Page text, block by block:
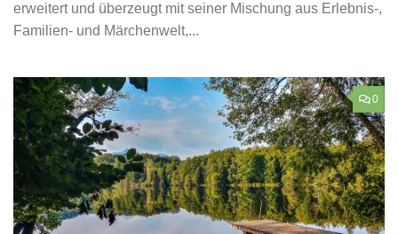
erweitert und überzeugt mit seiner Mischung aus Erlebnis-,
Familien- und Märchenwelt,...
0